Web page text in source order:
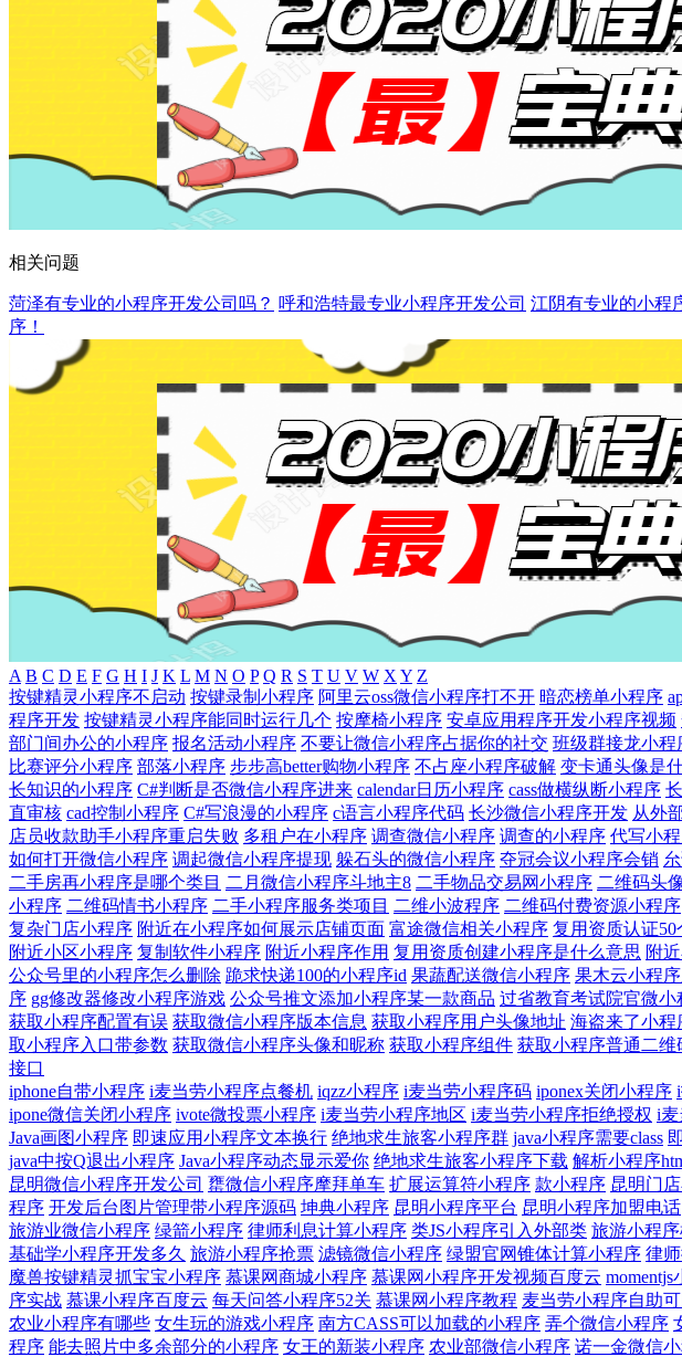
相关问题
菏泽有专业的小程序开发公司吗？ 呼和浩特最专业小程序开发公司 江阴有专业的小程
序！
A B C D E F G H I J K L M N O P Q R S T U V W X Y Z
按键精灵小程序不启动 按键录制小程序 阿里云oss微信小程序打不开 暗恋榜单小程序
程序开发 按键精灵小程序能同时运行几个 按摩椅小程序 安卓应用程序开发小程序视频
部门间办公的小程序 报名活动小程序 不要让微信小程序占据你的社交 班级群接龙小程
比赛评分小程序 部落小程序 步步高better购物小程序 不占座小程序破解 变卡通头像是
长知识的小程序 C#判断是否微信小程序进来 calendar日历小程序 cass做横纵断小程序
直审核 cad控制小程序 C#写浪漫的小程序 c语言小程序代码 长沙微信小程序开发 从外
店员收款助手小程序重启失败 多租户在小程序 调查微信小程序 调查的小程序 代写小
如何打开微信小程序 调起微信小程序提现 躲石头的微信小程序 夺冠会议小程序会销
二手房再小程序是哪个类目 二月微信小程序斗地主8 二手物品交易网小程序 二维码头
小程序 二维码情书小程序 二手小程序服务类项目 二维小波程序 二维码付费资源小程序
复杂门店小程序 附近在小程序如何展示店铺页面 富途微信相关小程序 复用资质认证50
附近小区小程序 复制软件小程序 附近小程序作用 复用资质创建小程序是什么意思 附
公众号里的小程序怎么删除 跪求快递100的小程序id 果蔬配送微信小程序 果木云小程
序 gg修改器修改小程序游戏 公众号推文添加小程序某一款商品 过省教育考试院官微小
获取小程序配置有误 获取微信小程序版本信息 获取小程序用户头像地址 海盗来了小程
取小程序入口带参数 获取微信小程序头像和昵称 获取小程序组件 获取小程序普通二维
接口
iphone自带小程序 i麦当劳小程序点餐机 iqzz小程序 i麦当劳小程序码 iponex关闭小程序
ipone微信关闭小程序 ivote微投票小程序 i麦当劳小程序地区 i麦当劳小程序拒绝授权 i麦
Java画图小程序 即速应用小程序文本换行 绝地求生旅客小程序群 java小程序需要class
java中按Q退出小程序 Java小程序动态显示爱你 绝地求生旅客小程序下载 解析小程序
昆明微信小程序开发公司 罋微信小程序摩拜单车 扩展运算符小程序 款小程序 昆明门
程序 开发后台图片管理带小程序源码 坤典小程序 昆明小程序平台 昆明小程序加盟电话
旅游业微信小程序 绿箭小程序 律师利息计算小程序 类JS小程序引入外部类 旅游小程
基础学小程序开发多久 旅游小程序抢票 滤镜微信小程序 绿盟官网锥体计算小程序 律
魔兽按键精灵抓宝宝小程序 慕课网商城小程序 慕课网小程序开发视频百度云 momentjs
序实战 慕课小程序百度云 每天问答小程序52关 慕课网小程序教程 麦当劳小程序自助
农业小程序有哪些 女生玩的游戏小程序 南方CASS可以加载的小程序 弄个微信小程序
程序 能去照片中多余部分的小程序 女王的新装小程序 农业部微信小程序 诺一金微信